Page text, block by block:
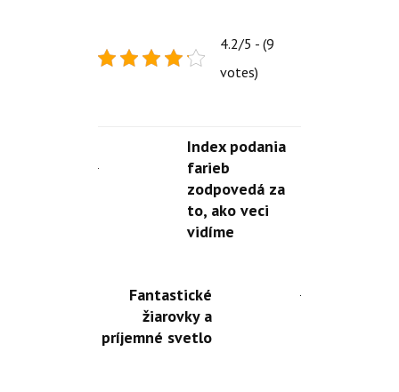
4.2/5 - (9
votes)
Index podania
farieb
zodpovedá za
to, ako veci
vidíme
Fantastické
žiarovky a
príjemné svetlo